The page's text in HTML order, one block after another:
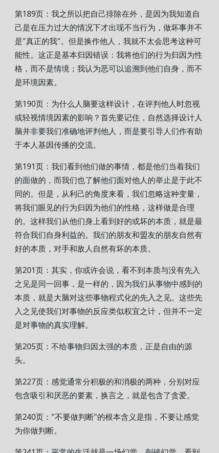
第189页：我之所以把自己排除在外，是因为我知道自
己是在压力过大的情况下才出现不当行为，做坏事并不
是"真正的我"。但是换作他人，我就不太会思考这种可
能性。这正是基本归因错误：我将他们的行为归因为性
格，而不是情境；我认为恶可以追溯到他们自身，而不
是环境因素。
第190页：为什么人脑要这样设计，在评判他人时忽视
或轻视情境因素的影响？首先要记住，自然选择设计人
脑并非要我们准确地评判他人，而是要引导人们作有助
于本人基因传播的交流。
第191页：我们看到他们做的事情，都是他们当着我们
的面做的，而我们也了解他们面对他人的举止是于此不
同的。但是，从利己的角度来看，我们忽略这种变量，
将我们眼见的行为归因为他们的性格，这样做是合理
的。这样我们从他们身上看到好的或坏的本质，就是最
符合我们自身利益的。我们的朋友和盟友的朋友自然有
好的本质，对手和敌人自然有坏的本质。
第201页：其实，你或许会说，看不到本质与没有先入
之见是同一回事，是一样的，因为我们从事物中感到的
本质，就是大脑对这些事物程式化的先入之见。这些先
入之见使我们对事物的反应类似权宜之计，但并不一定
是对事物的真实理解。
第205页：不给事物归因太强的本质，正是自由的源
头。
第227页：感觉通常分积极的和消极的两种，分别对应
包含吸引和厌恶的要素，换言之，就是包含了贪爱。
第240页："不要做判断"的根本含义是指，不要让感觉
为你做判断。